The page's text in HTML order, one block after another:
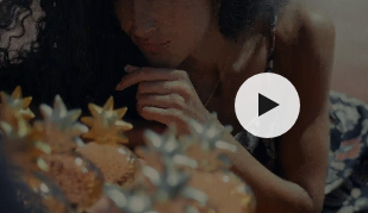
CONSEGNA: LINGUA:
ELETTO MIGLIOR SITO DI COMMERCIO
Online 2025 dalla rivista Capital